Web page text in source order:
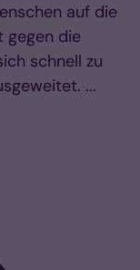
auf die
gegen die
schnell zu
...